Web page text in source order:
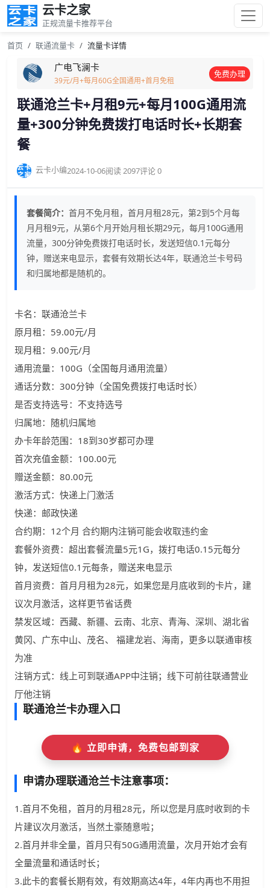
云卡之家
正规流量卡推荐平台
首页 联通流量卡 流量卡详情
广电飞澜卡
39元/月+每月60G全国通用+首月免租
免费办理
联通沧兰卡+月租9元+每月100G通用流
量+300分钟免费拨打电话时长+长期套
餐
云卡小编2024-10-06阅读 2097评论 0
套餐简介： 首月不免月租，首月月租28元，第2到5个月每
月月租9元，从第6个月开始月租长期29元，每月100G通用
流量，300分钟免费拨打电话时长，发送短信0.1元每分
钟，赠送来电显示，套餐有效期长达4年，联通沧兰卡号码
和归属地都是随机的。
卡名：联通沧兰卡
原月租：59.00元/月
现月租：9.00元/月
通用流量：100G（全国每月通用流量）
通话分数：300分钟（全国免费拨打电话时长）
是否支持选号：不支持选号
归属地：随机归属地
办卡年龄范围：18到30岁都可办理
首次充值金额：100.00元
赠送金额：80.00元
激活方式：快递上门激活
快递：邮政快递
合约期：12个月 合约期内注销可能会收取违约金
套餐外资费：超出套餐流量5元1G，拨打电话0.15元每分
钟，发送短信0.1元每条，赠送来电显示
首月资费：首月月租为28元，如果您是月底收到的卡片，建
议次月激活，这样更节省话费
禁发区域：西藏、新疆、云南、北京、青海、深圳、湖北省
黄冈、广东中山、茂名、 福建龙岩、海南，更多以联通审核
为准
注销方式：线上可到联通APP中注销；线下可前往联通营业
厅他注销
联通沧兰卡办理入口
🔥 立即申请，免费包邮到家
申请办理联通沧兰卡注意事项：
1.首月不免租，首月的月租28元，所以您是月底时收到的卡
片建议次月激活，当然土豪随意啦；
2.首月并非全量，首月只有50G通用流量，次月开始才会有
全量流量和通话时长；
3.此卡的套餐长期有效，有效期高达4年，4年内再也不用担